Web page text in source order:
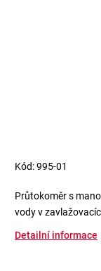
Kód:995-01
Průtokoměr s
vody v
Detailní informace